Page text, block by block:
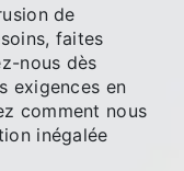
de
faites
nous dès
exigences en
comment nous
inégalée